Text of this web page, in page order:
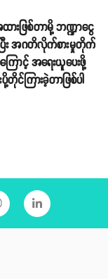
းဖြစ်တာမို့ ဘဏ္ဍာငွေ
ြီး အဂတိလိုက်စားမှုတိုက်
ောင့် အရေးယူပေးဖို့
ကြားခဲ့တာဖြစ်ပါ